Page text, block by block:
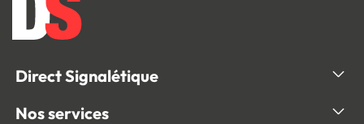
Direct Signalétique
Nos services